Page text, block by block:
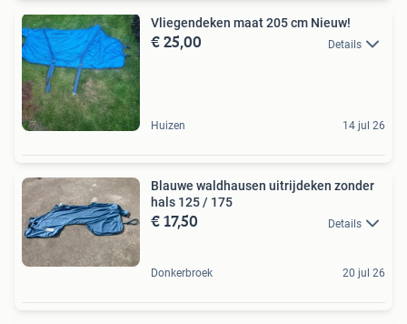
Vliegendeken maat 205 cm Nieuw!
€ 25,00 Details
Huizen 14 jul 26
Blauwe waldhausen uitrijdeken zonder
hals 125 / 175
€ 17,50 Details
Donkerbroek 20 jul 26